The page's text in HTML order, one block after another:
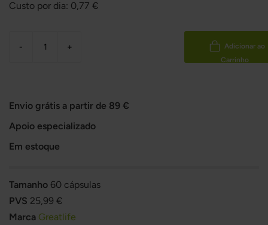
Custo por dia: 0,77 €
- +
Adicionar ao
Carrinho
Envio grátis a partir de 89 €
Apoio especializado
Em estoque
Tamanho 60 cápsulas
PVS 25,99 €
Marca Greatlife